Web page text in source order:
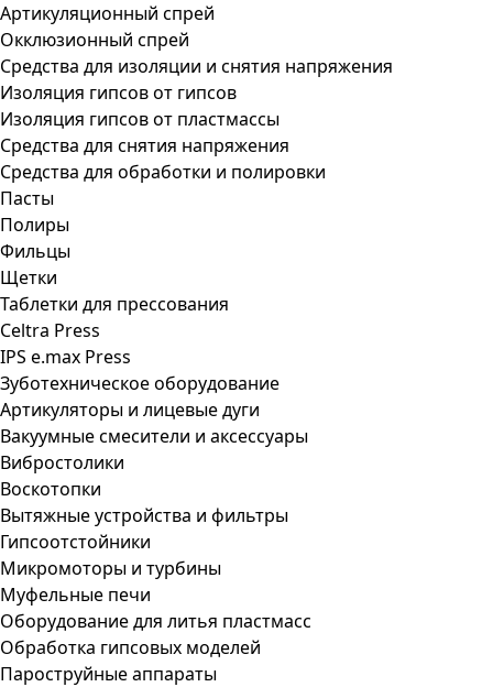
Артикуляционный спрей
Окклюзионный спрей
Средства для изоляции и снятия напряжения
Изоляция гипсов от гипсов
Изоляция гипсов от пластмассы
Средства для снятия напряжения
Средства для обработки и полировки
Пасты
Полиры
Фильцы
Щетки
Таблетки для прессования
Celtra Press
IPS e.max Press
Зуботехническое оборудование
Артикуляторы и лицевые дуги
Вакуумные смесители и аксессуары
Вибростолики
Воскотопки
Вытяжные устройства и фильтры
Гипсоотстойники
Микромоторы и турбины
Муфельные печи
Оборудование для литья пластмасс
Обработка гипсовых моделей
Пароструйные аппараты